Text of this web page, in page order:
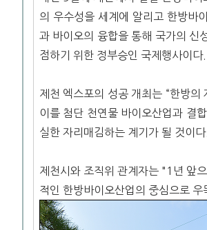
의 우수성을 세계에 알리고 한방바
과 바이오의 융합을 통해 국가의 신
점하기 위한 정부승인 국제행사이다.
제천 엑스포의 성공 개최는 “한방의
이를 첨단 천연물 바이오산업과 결
실한 자리매김하는 계기가 될 것이
제천시와 조직위 관계자는 "1년 앞
적인 한방바이오산업의 중심으로